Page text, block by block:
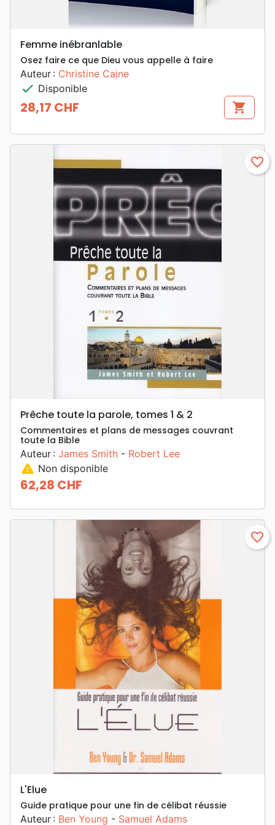
Femme inébranlable
Osez faire ce que Dieu vous appelle à faire
Auteur : Christine Caine
check Disponible
Prix
28,17 CHF shopping_cart
favorite_border
Prêche toute la parole, tomes 1 & 2
Commentaires et plans de messages couvrant
toute la Bible
Auteur : James Smith - Robert Lee
warning Non disponible
Prix
62,28 CHF
favorite_border
L'Elue
Guide pratique pour une fin de célibat réussie
Auteur : Ben Young - Samuel Adams